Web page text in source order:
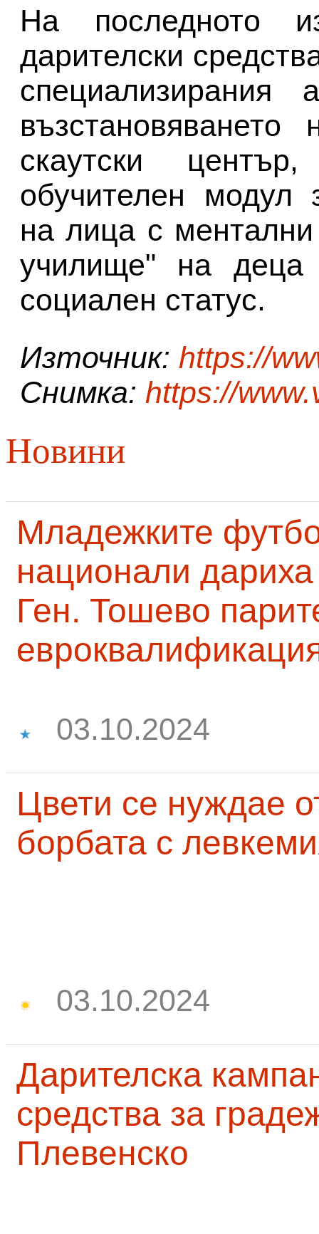
На последното
дарителски
скаутски
обучителен модул
на лица с
училище" на деца
социален статус.
Източник: https://
Снимка: https://
Новини
Младежките
национали
Ген. Тошево
03.10.2024
Цвети се нуждае
борбата с
03.10.2024
Дарителска
средства за
Плевенско